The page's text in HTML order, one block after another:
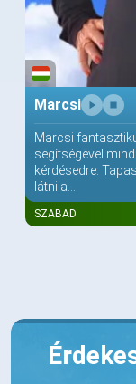
Marcsi
Marcsi
segítségével
kérdésedre.
látni a...
SZABAD